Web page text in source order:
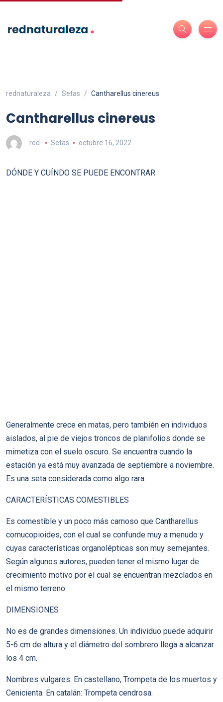
rednaturaleza Setas Cantharellus cinereus
Cantharellus cinereus
red Setas octubre 16, 2022
DÓNDE Y CUÍNDO SE PUEDE ENCONTRAR
Generalmente crece en matas, pero también en individuos
aislados, al pie de viejos troncos de planifolios donde se
mimetiza con el suelo oscuro. Se encuentra cuando la
estación ya está muy avanzada de septiembre a noviembre.
Es una seta considerada como algo rara.
CARACTERÍSTICAS COMESTIBLES
Es comestible y un poco más carnoso que Cantharellus
cornucopioides, con el cual se confunde muy a menudo y
cuyas características organolépticas son muy semejantes.
Según algunos autores, pueden tener el mismo lugar de
crecimiento motivo por el cual se encuentran mezclados en
el mismo terreno.
DIMENSIONES
No es de grandes dimensiones. Un individuo puede adquirir
5-6 cm de altura y el diámetro del sombrero llega a alcanzar
los 4 cm.
Nombres vulgares: En castellano, Trompeta de los muertos y
Cenicienta. En catalán: Trompeta cendrosa.